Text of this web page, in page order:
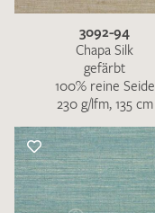
3092-94
Chapa Silk
gefärbt
100% reine Seide
230 g/lfm, 135 cm